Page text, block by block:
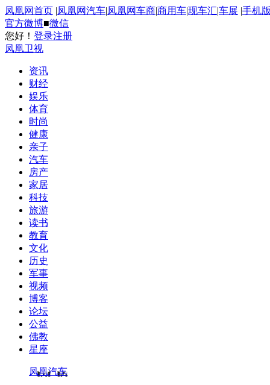
凤凰网首页 |凤凰网汽车|凤凰网车商|商用车|现车汇|车展 |手机
官方微博■微信
您好！ 登录注册
凤凰卫视
资讯
财经
娱乐
体育
时尚
健康
亲子
汽车
房产
家居
科技
旅游
读书
教育
文化
历史
军事
视频
博客
论坛
公益
佛教
星座
凤凰汽车